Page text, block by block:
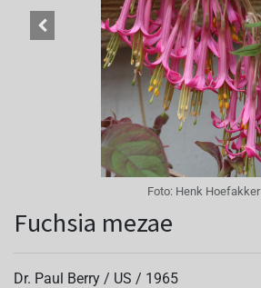
Foto: Henk Hoefakker
Fuchsia mezae
Dr. Paul Berry / US / 1965